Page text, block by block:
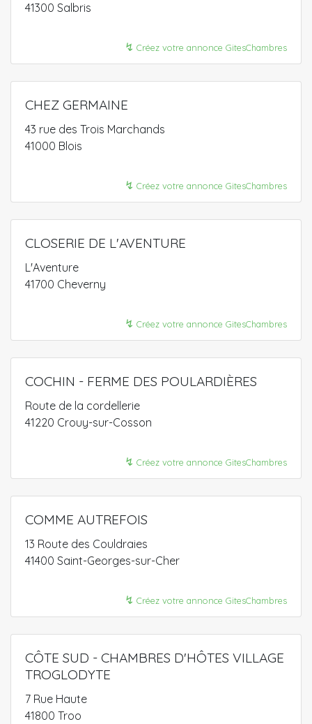
41300 Salbris
↯ Créez votre annonce GitesChambres
CHEZ GERMAINE
43 rue des Trois Marchands
41000 Blois
↯ Créez votre annonce GitesChambres
CLOSERIE DE L'AVENTURE
L'Aventure
41700 Cheverny
↯ Créez votre annonce GitesChambres
COCHIN - FERME DES POULARDIÈRES
Route de la cordellerie
41220 Crouy-sur-Cosson
↯ Créez votre annonce GitesChambres
COMME AUTREFOIS
13 Route des Couldraies
41400 Saint-Georges-sur-Cher
↯ Créez votre annonce GitesChambres
CÔTE SUD - CHAMBRES D'HÔTES VILLAGE
TROGLODYTE
7 Rue Haute
41800 Troo